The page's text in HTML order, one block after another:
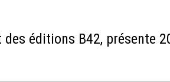
des éditions B42, présente